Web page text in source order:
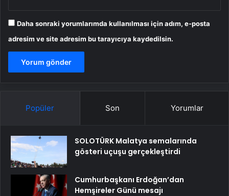
Daha sonraki yorumlarımda kullanılması için adım, e-posta
adresim ve site adresim bu tarayıcıya kaydedilsin.
Popüler Son Yorumlar
SOLOTÜRK Malatya semalarında
gösteri uçuşu gerçekleştirdi
Cumhurbaşkanı Erdoğan’dan
Hemşireler Günü mesajı